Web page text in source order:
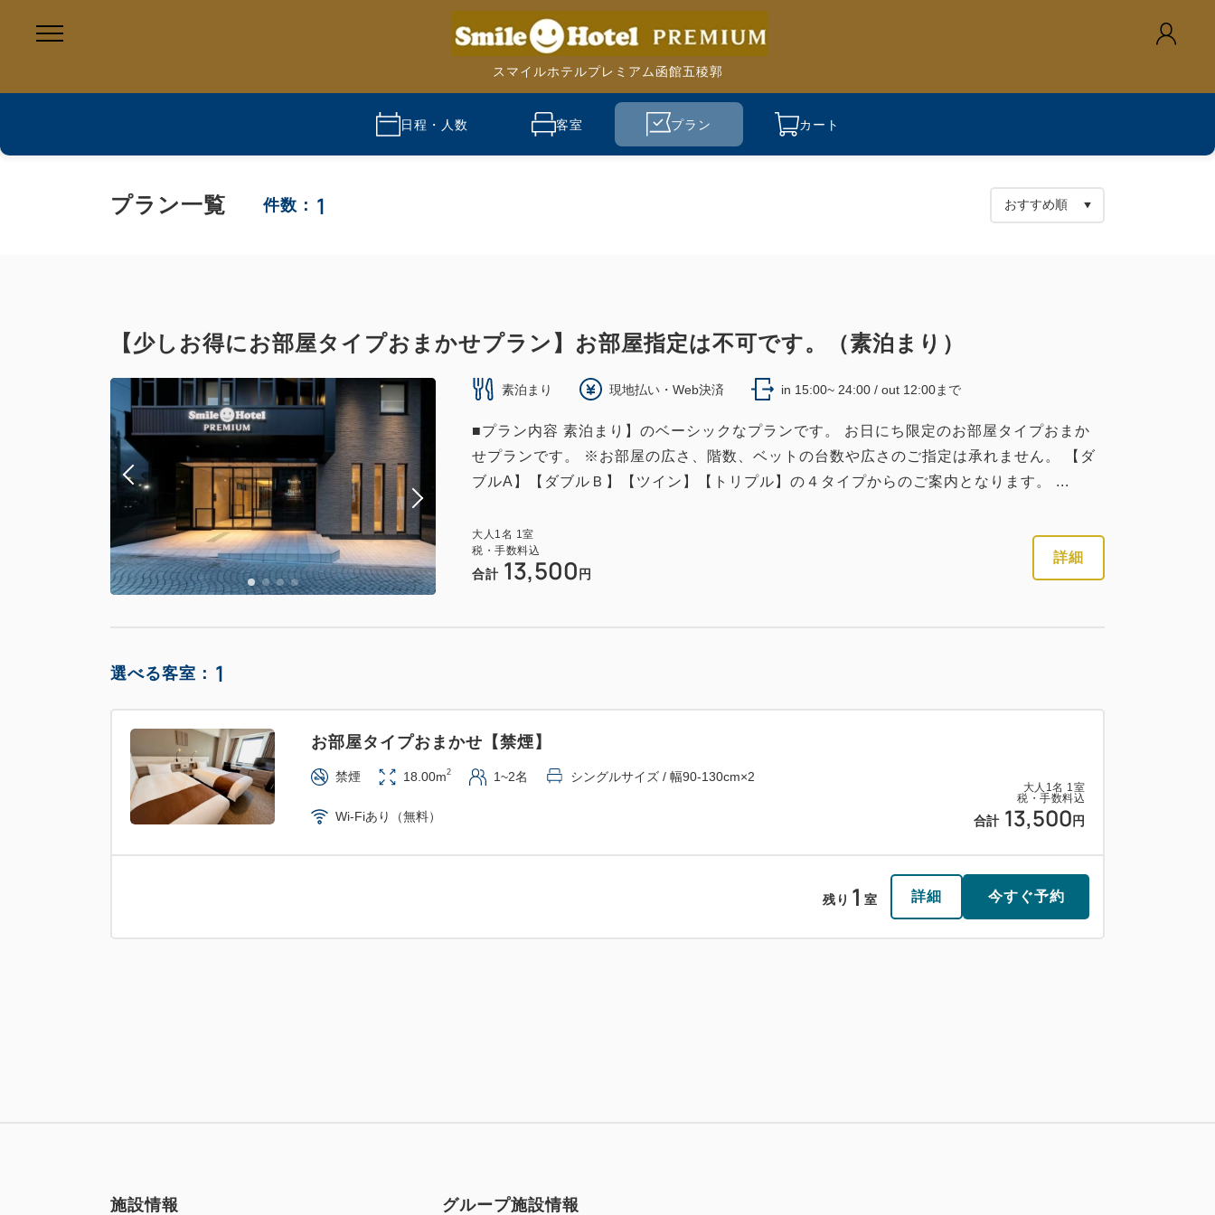
スマイルホテルプレミアム函館五稜郭
日程・人数 客室 プラン カート
プラン一覧 件数： 1
【少しお得にお部屋タイプおまかせプラン】お部屋指定は不可です。（素泊まり）
素泊まり 現地払い・Web決済 in 15:00~ 24:00 / out 12:00まで
■プラン内容 素泊まり】のベーシックなプランです。 お日にち限定のお部屋タイプおまか
せプランです。 ※お部屋の広さ、階数、ベットの台数や広さのご指定は承れません。 【ダ
ブルA】【ダブルＢ】【ツイン】【トリプル】の４タイプからのご案内となります。 ...
大人 1名 1室
税・手数料込
合計 13,500 円
詳細
選べる客室： 1
大人 1名 1室
税・手数料込
合計 13,500 円
お部屋タイプおまかせ【禁煙】
禁煙 18.00m2 1~2名 シングルサイズ / 幅90-130cm×2
Wi-Fiあり（無料）
残り 1 室 詳細 今すぐ予約
施設情報 グループ施設情報